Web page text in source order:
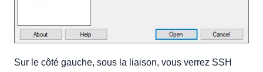
Sur le côté gauche, sous la liaison, vous verrez SSH